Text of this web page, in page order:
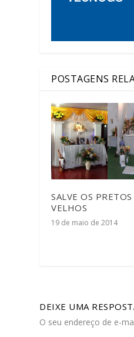
POSTAGENS
SALVE OS PRETOS
VELHOS
19 de maio de 2014
DEIXE UMA
O seu endereço de e-